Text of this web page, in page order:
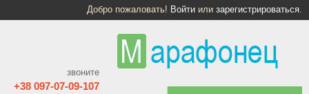
Добро пожаловать! Войти или зарегистрироваться.
звоните
+38 097-07-09-107